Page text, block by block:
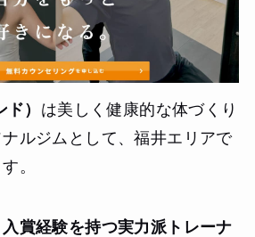
） は美しく健康的な体づくり
ルジムとして、福井エリアで
。
賞経験を持つ実力派トレーナ